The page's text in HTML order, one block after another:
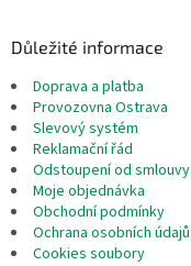
Důležité informace
Doprava a platba
Provozovna Ostrava
Slevový systém
Reklamační řád
Odstoupení od smlouvy
Moje objednávka
Obchodní podmínky
Ochrana osobních údajů
Cookies soubory